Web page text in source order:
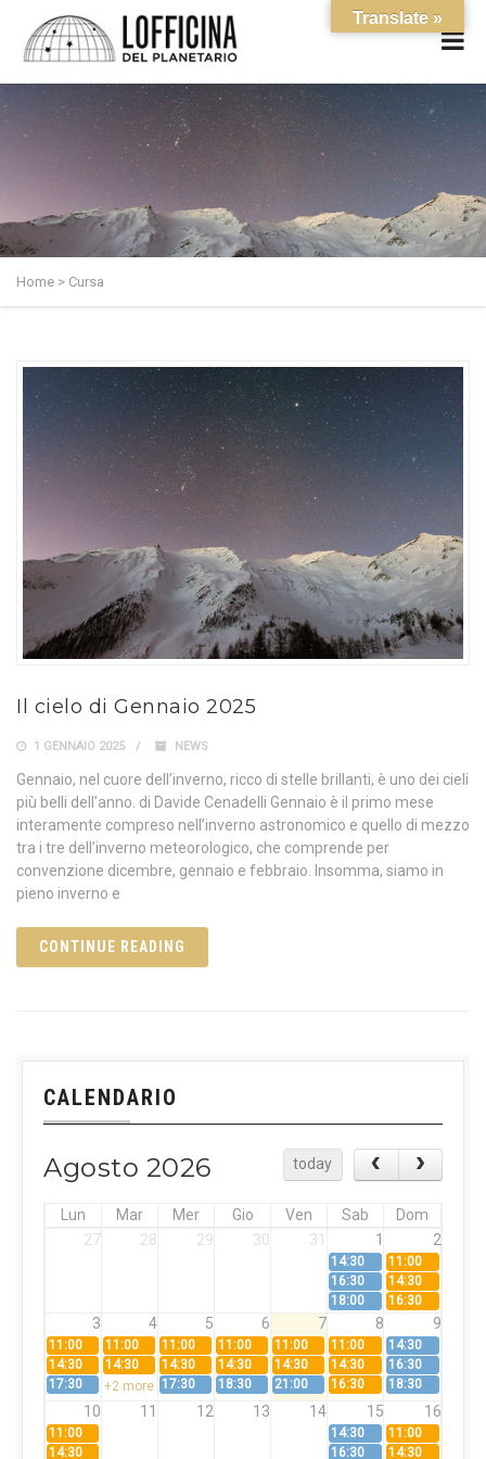
Home > Cursa
Il cielo di Gennaio 2025
1 GENNAIO 2025 NEWS
Gennaio, nel cuore dell’inverno, ricco di stelle brillanti, è uno dei cieli
più belli dell’anno. di Davide Cenadelli Gennaio è il primo mese
interamente compreso nell’inverno astronomico e quello di mezzo
tra i tre dell’inverno meteorologico, che comprende per
convenzione dicembre, gennaio e febbraio. Insomma, siamo in
pieno inverno e
CONTINUE READING
CALENDARIO
Agosto 2026 today
Lun Mar Mer Gio Ven Sab
Dom
27
28 29 30 31 1 2
14:30
11:00
16:30
14:30
18:00
16:30
3 4 5 6 7 8 9
11:00 11:00 11:00 11:00 11:00 11:00
14:30
14:30
14:30 14:30 14:30 14:30 14:30
16:30
17:30
+2 more 17:30 18:30 21:00 16:30 18:30
10 11 12 13 14 15 16
11:00 14:30
11:00
14:30
16:30
14:30
Translate »